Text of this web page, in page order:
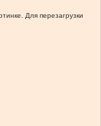
Для перезагрузки